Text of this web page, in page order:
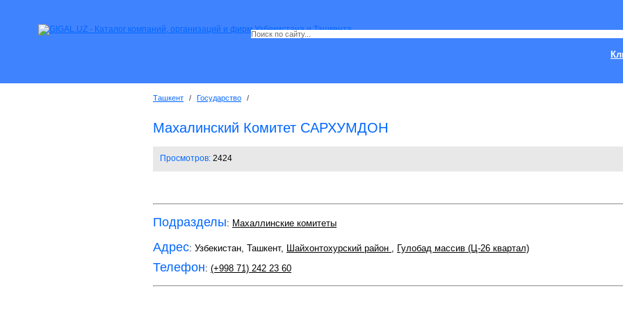
Ташкент / Государство /
Махалинский Комитет САРХУМДОН
Просмотров: 2424
Подразделы: Махаллинские комитеты
Адрес: Узбекистан, Ташкент, Шайхонтохурский район , Гулобад массив (Ц-26 квартал)
Телефон: (+998 71) 242 23 60